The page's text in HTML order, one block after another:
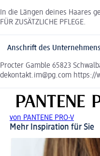
In die Längen deines Haares
FÜR ZUSÄTZLICHE PFLEGE.
Anschrift des Unternehmens
Procter Gamble 65823
dekontakt.im@pg.com https://
von PANTENE PRO-V
Mehr Inspiration für Sie